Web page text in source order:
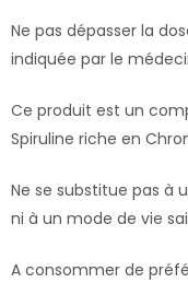
Ne pas dépasser la
indiquée par le
Ce produit est un
Spiruline riche en
Ne se substitue pas à
ni à un mode de vie
A consommer de